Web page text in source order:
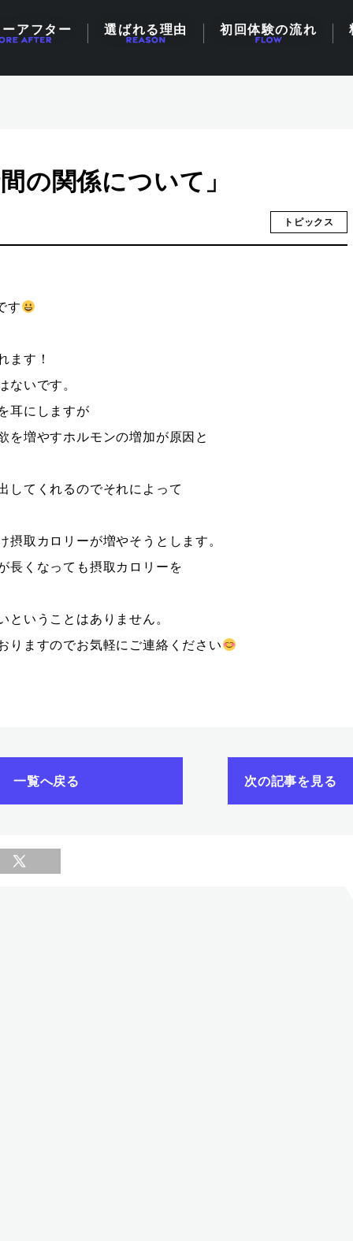
アフター 選ばれる理由 初回体験の流れ
の関係について」
トピックス
す
ます！
ないです。
耳にしますが
を増やすホルモンの増加が原因と
してくれるのでそれによって
取カロリーが増やそうとします。
長くなっても摂取カロリーを
ということはありません。
りますのでお気軽にご連絡ください
一覧へ戻る 次の記事を見る